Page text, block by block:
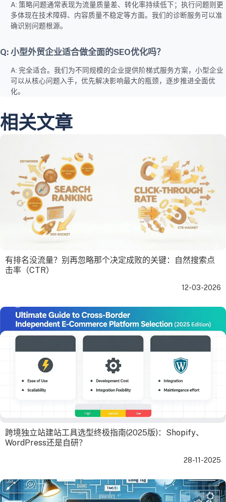
A: 策略问题通常表现为流量质量差、转化率持续低下；执行问题则更
多体现在技术障碍、内容质量不稳定等方面。我们的诊断服务可以准
确识别问题根源。
Q: 小型外贸企业适合做全面的SEO优化吗？
A: 完全适合。我们为不同规模的企业提供阶梯式服务方案，小型企业
可以从核心问题入手，优先解决影响最大的瓶颈，逐步推进全面优
化。
相关文章
有排名没流量？别再忽略那个决定成败的关键：自然搜索点
击率（CTR）
12-03-2026
跨境独立站建站工具选型终极指南(2025版)：Shopify、
WordPress还是自研？
28-11-2025